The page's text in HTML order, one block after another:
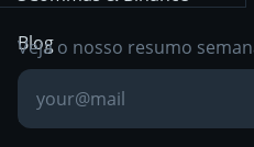
Breakout Trading
Documentation
Blog
Base de
Conhecimento
Veja o nosso resumo